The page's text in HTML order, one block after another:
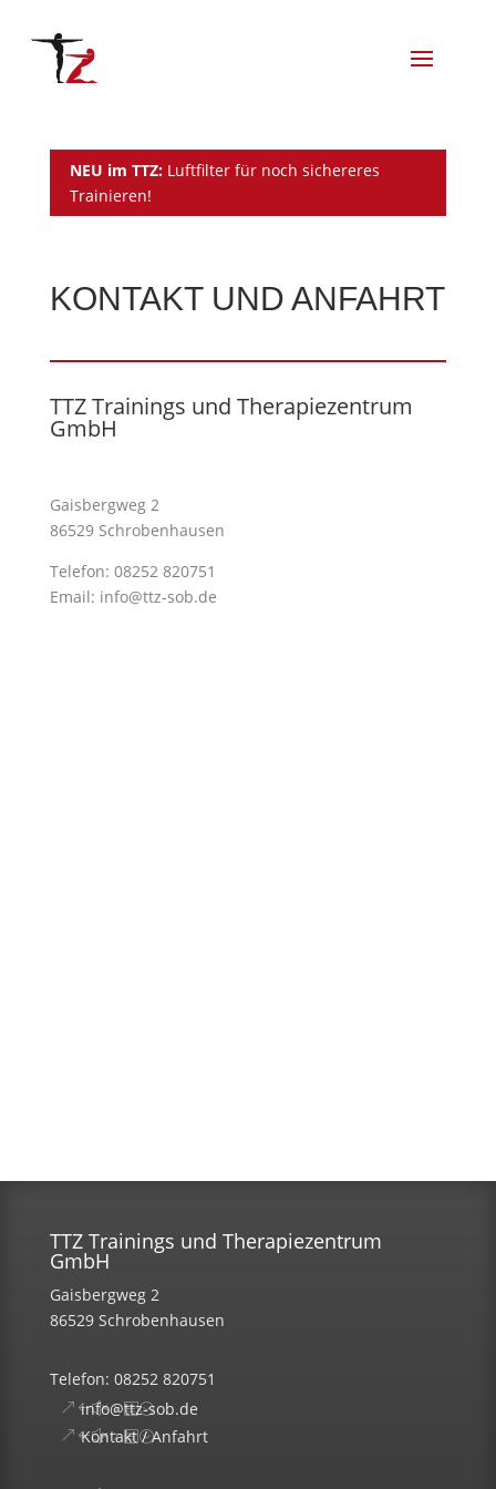
NEU im TTZ:Luftfilter für noch sichereres
Trainieren!
KONTAKT UND ANFAHRT
TTZ Trainings und Therapiezentrum
GmbH
Gaisbergweg 2
86529 Schrobenhausen
Telefon: 08252 820751
Email: info@ttz-sob.de
TTZ Trainings und Therapiezentrum
GmbH
Gaisbergweg 2
86529 Schrobenhausen
Telefon: 08252 820751
info@ttz-sob.de
Kontakt / Anfahrt